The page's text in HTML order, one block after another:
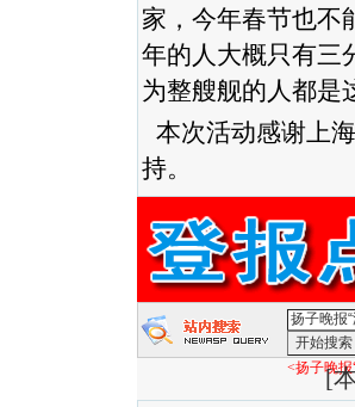
家，今年春节也不
年的人大概只有三
为整艘舰的人都是
本次活动感谢上
持。
<扬子晚
[